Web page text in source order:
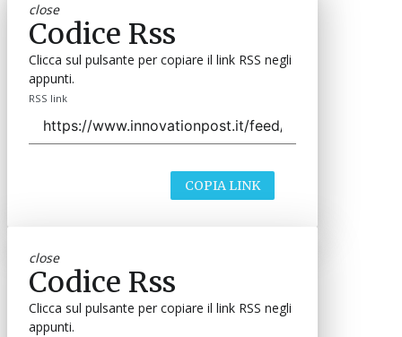
close
Codice Rss
Clicca sul pulsante per copiare il link RSS negli
appunti.
RSS link
COPIA LINK
close
Codice Rss
Clicca sul pulsante per copiare il link RSS negli
appunti.